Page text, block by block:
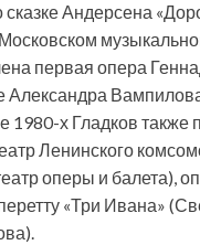
Андерсена
первая опера
Александра
х Гладков также
Ленинского
оперы и балета),
«Три Ивана»